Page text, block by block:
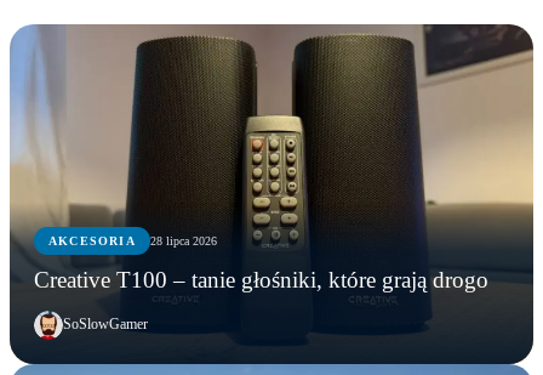
AKCESORIA 28 lipca 2026
Creative T100 – tanie głośniki, które grają drogo
SoSlowGamer